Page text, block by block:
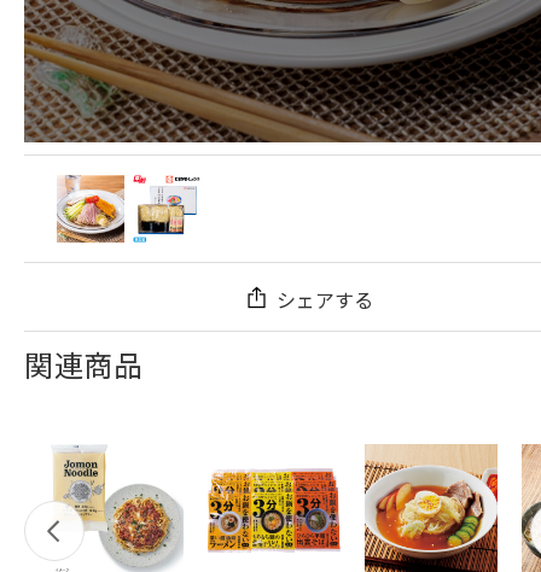
シェアする
関連商品